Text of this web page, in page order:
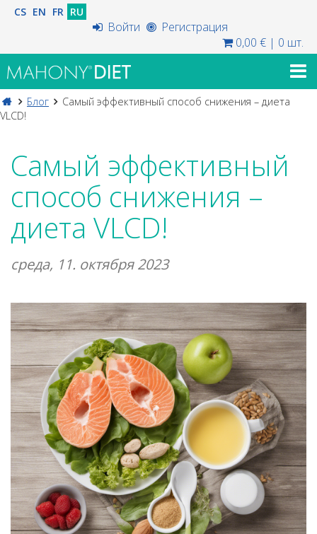
CS EN FR RU
Войти
Регистрация
0,00 € | 0 шт.
Блог
Самый эффективный способ снижения – диета
VLCD!
Самый эффективный
способ снижения –
диета VLCD!
среда, 11. октября 2023